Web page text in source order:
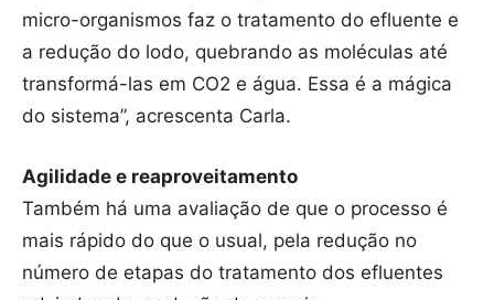
micro-organismos faz o tratamento do efluente e
a redução do lodo, quebrando as moléculas até
transformá-las em CO2 e água. Essa é a mágica
do sistema”, acrescenta Carla.
Agilidade e reaproveitamento
Também há uma avaliação de que o processo é
mais rápido do que o usual, pela redução no
número de etapas do tratamento dos efluentes